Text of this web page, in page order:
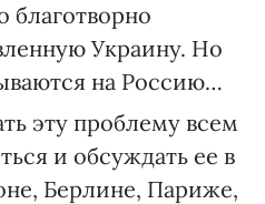
благотворно
Украину. Но
на Россию…
эту проблему всем
и обсуждать ее в
Берлине, Париже,